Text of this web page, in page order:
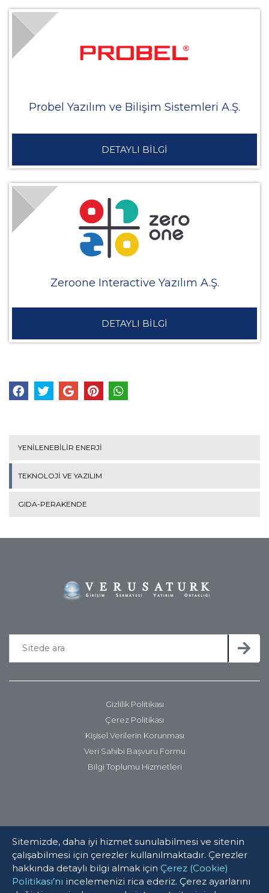
YENİLENEBİLİR ENERJİ
TEKNOLOJİ VE YAZILIM
GIDA-PERAKENDE
Probel Yazılım ve Bilişim Sistemleri A.Ş.
DETAYLI BİLGİ
Zeroone Interactive Yazılım A.Ş.
DETAYLI BİLGİ
Gizlilik Politikası
Çerez Politikası
Kişisel Verilerin Korunması
Veri Sahibi Başvuru Formu
Bilgi Toplumu Hizmetleri
© 2025 Verusaturk Girişim Sermayesi Yatırım Ortaklığı. Tüm hakları
Sitemizde, daha iyi hizmet sunulabilmesi ve sitenin
çalışabilmesi için çerezler kullanılmaktadır. Çerezler
hakkında detaylı bilgi almak için Çerez (Cookie)
Politikası’nı incelemenizi rica ederiz. Çerez ayarlarını